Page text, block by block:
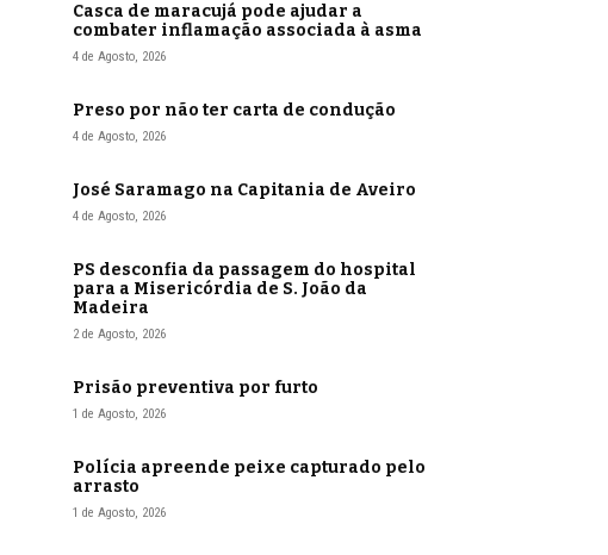
Casca de maracujá pode ajudar a
combater inflamação associada à asma
4 de Agosto, 2026
Preso por não ter carta de condução
4 de Agosto, 2026
José Saramago na Capitania de Aveiro
4 de Agosto, 2026
PS desconfia da passagem do hospital
para a Misericórdia de S. João da
Madeira
2 de Agosto, 2026
Prisão preventiva por furto
1 de Agosto, 2026
Polícia apreende peixe capturado pelo
arrasto
1 de Agosto, 2026